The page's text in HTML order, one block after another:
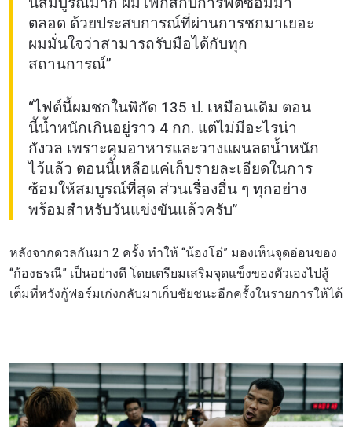
ตลอด ด้วยประสบการณ์ที่ผ่านการชกมาเยอะ
ผมมั่นใจว่าสามารถรับมือได้กับทุก
สถานการณ์”
“ไฟต์นี้ผมชกในพิกัด 135 ป. เหมือนเดิม ตอน
นี้น้ำหนักเกินอยู่ราว 4 กก. แต่ไม่มีอะไรน่า
กังวล เพราะคุมอาหารและวางแผนลดน้ำหนัก
ไว้แล้ว ตอนนี้เหลือแค่เก็บรายละเอียดในการ
ซ้อมให้สมบูรณ์ที่สุด ส่วนเรื่องอื่น ๆ ทุกอย่าง
พร้อมสำหรับวันแข่งขันแล้วครับ”
หลังจากดวลกันมา 2 ครั้ง ทำให้ “น้องโอ๋” มองเห็นจุดอ่อนของ
“ก้องธรณี” เป็นอย่างดี โดยเตรียมเสริมจุดแข็งของตัวเองไปสู้
เต็มที่หวังกู้ฟอร์มเก่งกลับมาเก็บชัยชนะอีกครั้งในรายการให้ได้